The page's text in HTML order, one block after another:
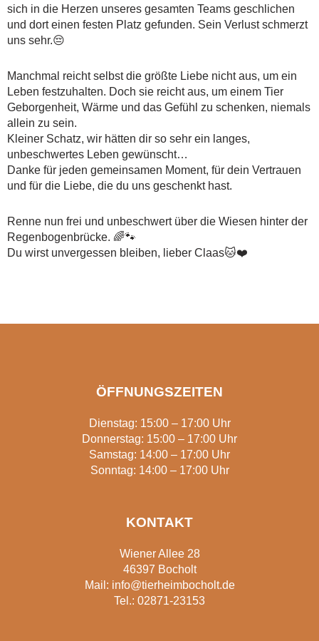
sich in die Herzen unseres gesamten Teams geschlichen
und dort einen festen Platz gefunden. Sein Verlust schmerzt
uns sehr.😔
Manchmal reicht selbst die größte Liebe nicht aus, um ein
Leben festzuhalten. Doch sie reicht aus, um einem Tier
Geborgenheit, Wärme und das Gefühl zu schenken, niemals
allein zu sein.
Kleiner Schatz, wir hätten dir so sehr ein langes,
unbeschwertes Leben gewünscht…
Danke für jeden gemeinsamen Moment, für dein Vertrauen
und für die Liebe, die du uns geschenkt hast.
Renne nun frei und unbeschwert über die Wiesen hinter der
Regenbogenbrücke. 🌈🐾
Du wirst unvergessen bleiben, lieber Claas🐱❤️
ÖFFNUNGSZEITEN
Dienstag: 15:00 – 17:00 Uhr
Donnerstag: 15:00 – 17:00 Uhr
Samstag: 14:00 – 17:00 Uhr
Sonntag: 14:00 – 17:00 Uhr
KONTAKT
Wiener Allee 28
46397 Bocholt
Mail: info@tierheimbocholt.de
Tel.: 02871-23153